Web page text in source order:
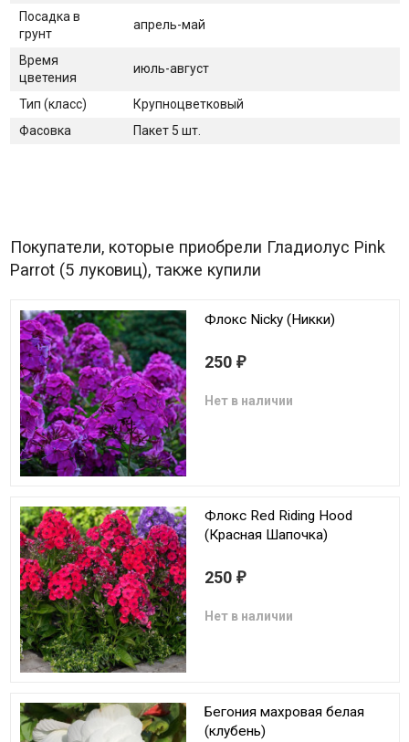
Посадка в
грунт
апрель-май
Время
цветения
июль-август
Тип (класс)
Крупноцветковый
Фасовка
Пакет 5 шт.
Покупатели, которые приобрели Гладиолус Pink
Parrot (5 луковиц), также купили
Флокс Nicky (Никки)
250 ₽
Нет в наличии
Флокс Red Riding Hood
(Красная Шапочка)
250 ₽
Нет в наличии
Бегония махровая белая
(клубень)